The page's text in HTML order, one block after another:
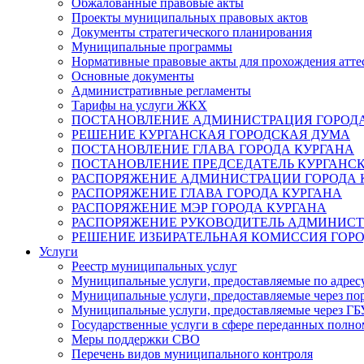
Обжалованные правовые акты
Проекты муниципальных правовых актов
Документы стратегического планирования
Муниципальные программы
Нормативные правовые акты для прохождения
Основные документы
Административные регламенты
Тарифы на услуги ЖКХ
ПОСТАНОВЛЕНИЕ АДМИНИСТРАЦИЯ
РЕШЕНИЕ КУРГАНСКАЯ ГОРОДСКАЯ ДУМА
ПОСТАНОВЛЕНИЕ ГЛАВА ГОРОДА КУРГАНА
ПОСТАНОВЛЕНИЕ ПРЕДСЕДАТЕЛЬ
РАСПОРЯЖЕНИЕ АДМИНИСТРАЦИИ ГОРОДА
РАСПОРЯЖЕНИЕ ГЛАВА ГОРОДА КУРГАНА
РАСПОРЯЖЕНИЕ МЭР ГОРОДА КУРГАНА
РАСПОРЯЖЕНИЕ РУКОВОДИТЕЛЬ
РЕШЕНИЕ ИЗБИРАТЕЛЬНАЯ КОМИССИЯ
Услуги
Реестр муниципальных услуг
Муниципальные услуги, предоставляемые по
Муниципальные услуги, предоставляемые через
Муниципальные услуги, предоставляемые через
Государственные услуги в сфере переданных
Меры поддержки СВО
Перечень видов муниципального контроля